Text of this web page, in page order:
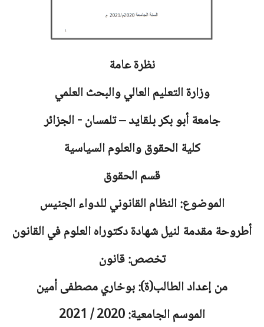
نظرة عامة
وزارة التعليم العالي والبحث العلمي
جامعةأبو بكر بلقايد – تلمسان - الجزائر
كلية الحقوق والعلوم السياسية
قسم الحقوق
الموضوع: النظام القانوني للدواء الجنيس
أطروحة مقدمة لنيل شهادة دكتوراه العلوم في القانون
تخصص: قانون
من إعداد الطالب(ة): بوخاري مصطفى أمين
الموسم الجامعية: 2020 / 2021